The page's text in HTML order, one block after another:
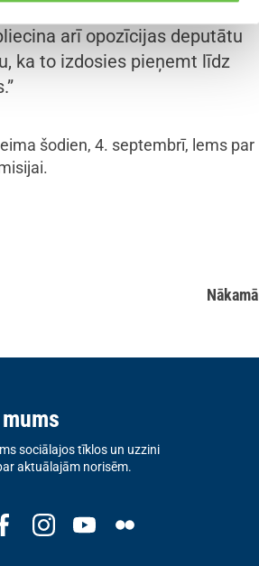
šķēršļiem, kas apgrūtina
arī opozīcijas deputātu
ka to izdosies pieņemt līdz
šodien, 4. septembrī, lems par
Nākamā
sociālajos tīklos un uzzini
aktuālajām norisēm.